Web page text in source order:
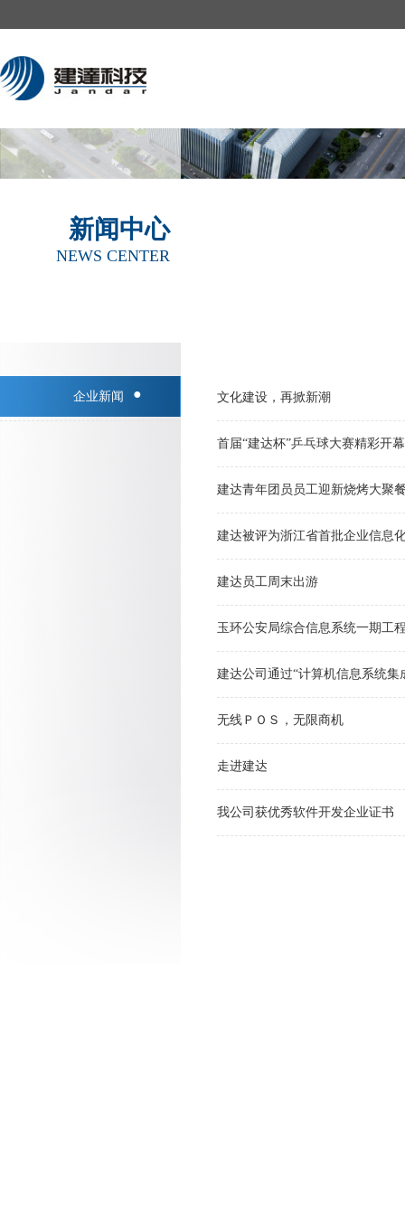
新闻中心
NEWS CENTER
●
企业新闻 文化建设，再掀新潮
首届“建达杯”乒乓球大赛精彩开幕
建达青年团员员工迎新烧烤大聚
建达被评为浙江省首批企业信息
建达员工周末出游
玉环公安局综合信息系统一期工
建达公司通过“计算机信息系统集
无线ＰＯＳ，无限商机
走进建达
我公司获优秀软件开发企业证书